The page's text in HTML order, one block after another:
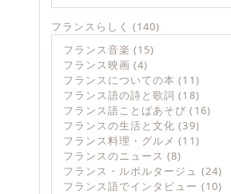
フランスらしく (140)
フランス音楽 (15)
フランス映画 (4)
フランスについての本 (11)
フランス語の詩と歌詞 (18)
フランス語ことばあそび (16)
フランスの生活と文化 (39)
フランス料理・グルメ (11)
フランスのニュース (8)
フランス・ルポルタージュ (24)
フランス語でインタビュー (10)